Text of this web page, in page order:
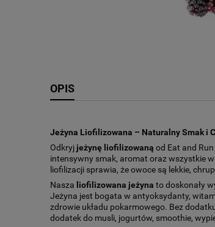
OPIS
Jeżyna Liofilizowana – Naturalny Smak i
Odkryj jeżynę liofilizowaną od Eat and
intensywny smak, aromat oraz wszystkie
liofilizacji sprawia, że owoce są lekkie,
Nasza liofilizowana jeżyna to doskonały
Jeżyna jest bogata w antyoksydanty,
zdrowie układu pokarmowego. Bez
dodatek do musli, jogurtów, smoothie,